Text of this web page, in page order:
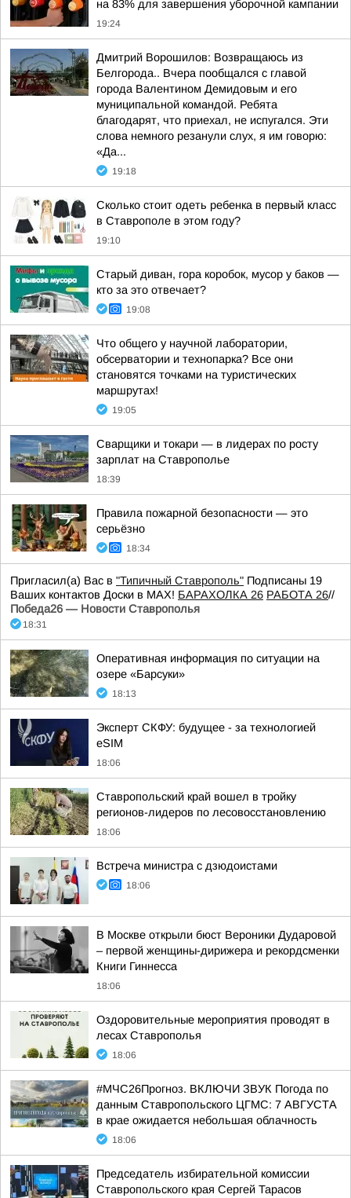
на 83% для завершения уборочной кампании
19:24
Дмитрий Ворошилов: Возвращаюсь из
Белгорода.. Вчера пообщался с главой
города Валентином Демидовым и его
муниципальной командой. Ребята
благодарят, что приехал, не испугался. Эти
слова немного резанули слух, я им говорю:
«Да...
19:18
Сколько стоит одеть ребенка в первый класс
в Ставрополе в этом году?
19:10
Старый диван, гора коробок, мусор у баков —
кто за это отвечает?
19:08
Что общего у научной лаборатории,
обсерватории и технопарка? Все они
становятся точками на туристических
маршрутах!
19:05
Сварщики и токари — в лидерах по росту
зарплат на Ставрополье
18:39
Правила пожарной безопасности — это
серьёзно
18:34
Пригласил(а) Вас в "Типичный Ставрополь" Подписаны 19
Ваших контактов Доски в МАХ! БАРАХОЛКА 26 РАБОТА 26//
Победа26 — Новости Ставрополья
18:31
Оперативная информация по ситуации на
озере «Барсуки»
18:13
Эксперт СКФУ: будущее - за технологией
eSIM
18:06
Ставропольский край вошел в тройку
регионов-лидеров по лесовосстановлению
18:06
Встреча министра с дзюдоистами
18:06
В Москве открыли бюст Вероники Дударовой
– первой женщины-дирижера и рекордсменки
Книги Гиннесса
18:06
Оздоровительные мероприятия проводят в
лесах Ставрополья
18:06
#МЧС26Прогноз. ВКЛЮЧИ ЗВУК Погода по
данным Ставропольского ЦГМС: 7 АВГУСТА
в крае ожидается небольшая облачность
18:06
Председатель избирательной комиссии
Ставропольского края Сергей Тарасов